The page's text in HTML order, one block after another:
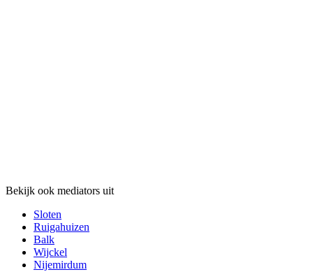
Bekijk ook mediators uit
Sloten
Ruigahuizen
Balk
Wijckel
Nijemirdum